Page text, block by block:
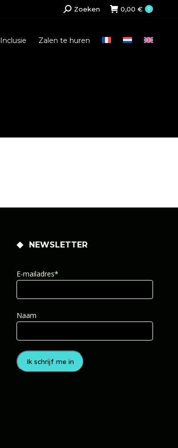
Search:
Zoeken 0,00 € 0
Inclusie Zalen te huren
NEWSLETTER
E-mailadres*
Naam